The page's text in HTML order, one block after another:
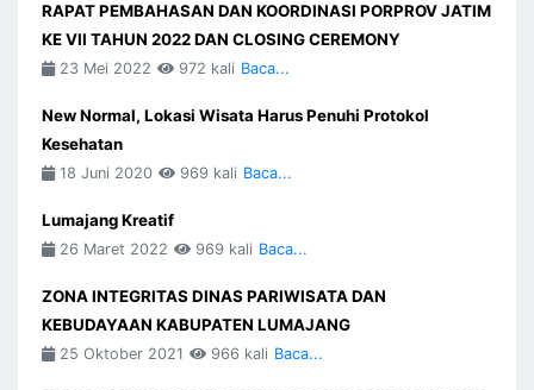
RAPAT PEMBAHASAN DAN KOORDINASI PORPROV JATIM
KE VII TAHUN 2022 DAN CLOSING CEREMONY
23 Mei 2022 972 kali Baca...
New Normal, Lokasi Wisata Harus Penuhi Protokol
Kesehatan
18 Juni 2020 969 kali Baca...
Lumajang Kreatif
26 Maret 2022 969 kali Baca...
ZONA INTEGRITAS DINAS PARIWISATA DAN
KEBUDAYAAN KABUPATEN LUMAJANG
25 Oktober 2021 966 kali Baca...